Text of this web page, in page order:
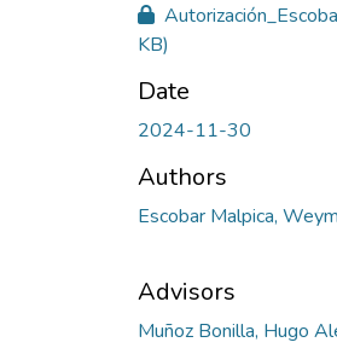
KB)
Date
2024-11-30
Authors
Escobar Malpica,
Advisors
Muñoz Bonilla, Hugo